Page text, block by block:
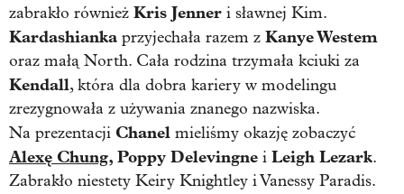
zabrakło również Kris Jenner i sławnej Kim.
Kardashianka przyjechała razem z Kanye Westem
oraz małą North. Cała rodzina trzymała kciuki za
Kendall, która dla dobra kariery w modelingu
zrezygnowała z używania znanego nazwiska.
Na prezentacji Chanel mieliśmy okazję zobaczyć
Alexę Chung, Poppy Delevingne i Leigh Lezark.
Zabrakło niestety Keiry Knightley i Vanessy Paradis.